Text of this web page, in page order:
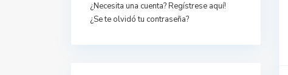
¿Necesita una cuenta? Regístrese aquí!
¿Se te olvidó tu contraseña?